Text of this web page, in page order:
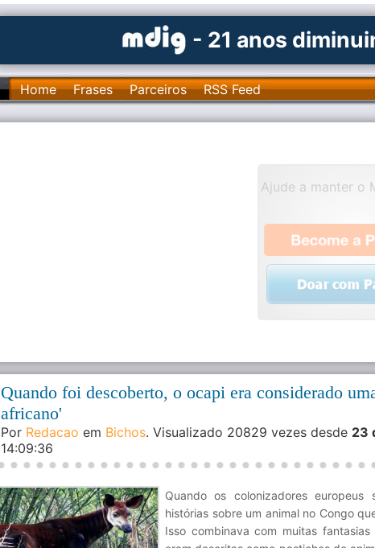
- 21 anos
Home Frases Parceiros RSS Feed
Ajude a manter o
Quando foi descoberto, o ocapi era considerado
africano'
Por Redacao em Bichos. Visualizado 20829 vezes desde 23
14:09:36
Quando os colonizadores europeus
histórias sobre um animal no Congo
Isso combinava com muitas